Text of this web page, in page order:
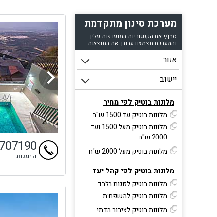
מערכת סינון מתקדמת
סמן/י את הקטגוריות המועדפות עליך
והמערכת תצמצם עבורך את התוצאות
מלונות בוטיק לפי מחיר
מלונות בוטיק עד 1500 ש"ח
מלונות בוטיק מעל 1500 ועד
2000 ש"ח
מלונות בוטיק מעל 2000 ש"ח
מלונות בוטיק לפי קהל יעד
מלונות בוטיק לזוגות בלבד
מלונות בוטיק למשפחות
מלונות בוטיק לציבור הדתי
הזמנות